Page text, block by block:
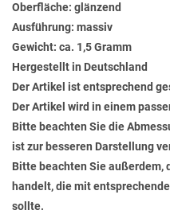
Oberfläche: glänzend
Ausführung: massiv
Gewicht: ca. 1,5 Gramm
Hergestellt in Deutschland
Der Artikel ist entsprechend
Der Artikel wird in einem
Bitte beachten Sie die
ist zur besseren Darstellung
Bitte beachten Sie außerdem,
handelt, die mit
sollte.